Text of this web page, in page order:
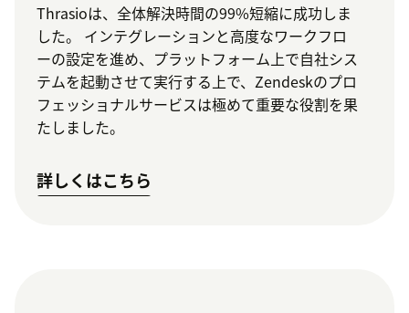
Thrasioは、全体解決時間の99%短縮に成功しま
した。 インテグレーションと高度なワークフロ
ーの設定を進め、プラットフォーム上で自社シス
テムを起動させて実行する上で、Zendeskのプロ
フェッショナルサービスは極めて重要な役割を果
たしました。
詳しくはこちら